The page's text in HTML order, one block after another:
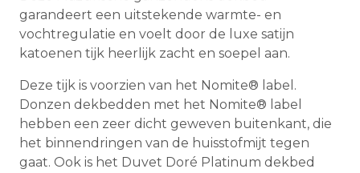
garandeert een uitstekende warmte- en
vochtregulatie en voelt door de luxe satijn
katoenen tijk heerlijk zacht en soepel aan.
Deze tijk is voorzien van het Nomite® label.
Donzen dekbedden met het Nomite® label
hebben een zeer dicht geweven buitenkant, die
het binnendringen van de huisstofmijt tegen
gaat. Ook is het Duvet Doré Platinum dekbed